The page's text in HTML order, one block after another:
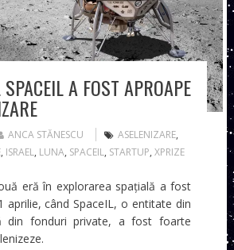
A FOST APROAPE
ANCA STĂNESCU ASELENIZARE,
, ISRAEL, LUNA, SPACEIL, STARTUP, XPRIZE
eră în explorarea spațială a fost
aprilie, când SpaceIL, o entitate din
din fonduri private, a fost foarte